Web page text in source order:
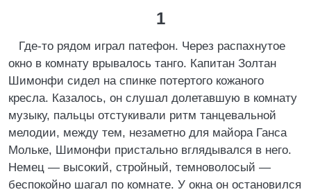
1
Где-то рядом играл патефон. Через распахнутое
окно в комнату врывалось танго. Капитан Золтан
Шимонфи сидел на спинке потертого кожаного
кресла. Казалось, он слушал долетавшую в комнату
музыку, пальцы отстукивали ритм танцевальной
мелодии, между тем, незаметно для майора Ганса
Мольке, Шимонфи пристально вглядывался в него.
Немец — высокий, стройный, темноволосый —
беспокойно шагал по комнате. У окна он остановился